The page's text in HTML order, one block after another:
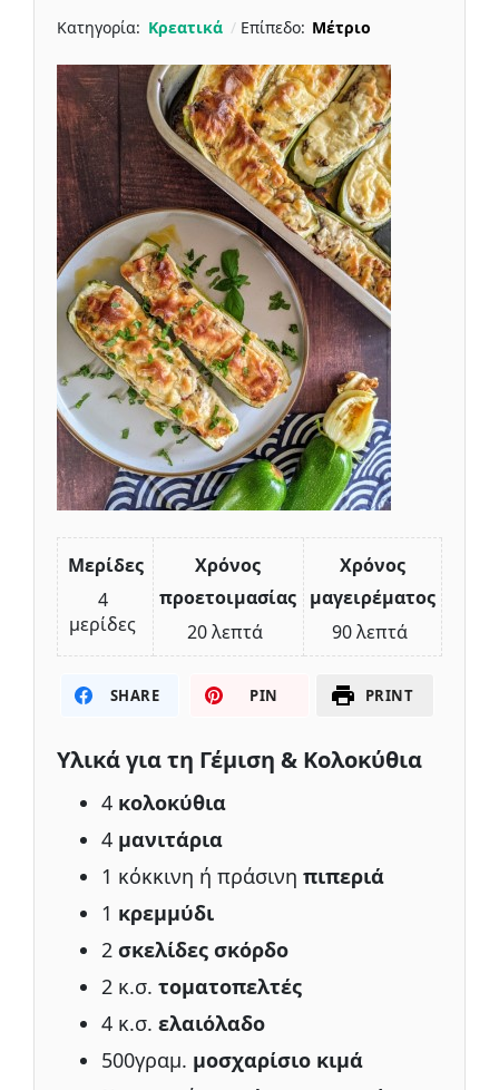
Κατηγορία: Κρεατικά Επίπεδο: Μέτριο
Μερίδες
4
μερίδες
Χρόνος
προετοιμασίας
20 λεπτά
Χρόνος
μαγειρέματος
90 λεπτά
SHARE PIN PRINT
Υλικά για τη Γέμιση & Κολοκύθια
4 κολοκύθια
4 μανιτάρια
1 κόκκινη ή πράσινη πιπεριά
1 κρεμμύδι
2 σκελίδες σκόρδο
2 κ.σ. τοματοπελτές
4 κ.σ. ελαιόλαδο
500γραμ. μοσχαρίσιο κιμά